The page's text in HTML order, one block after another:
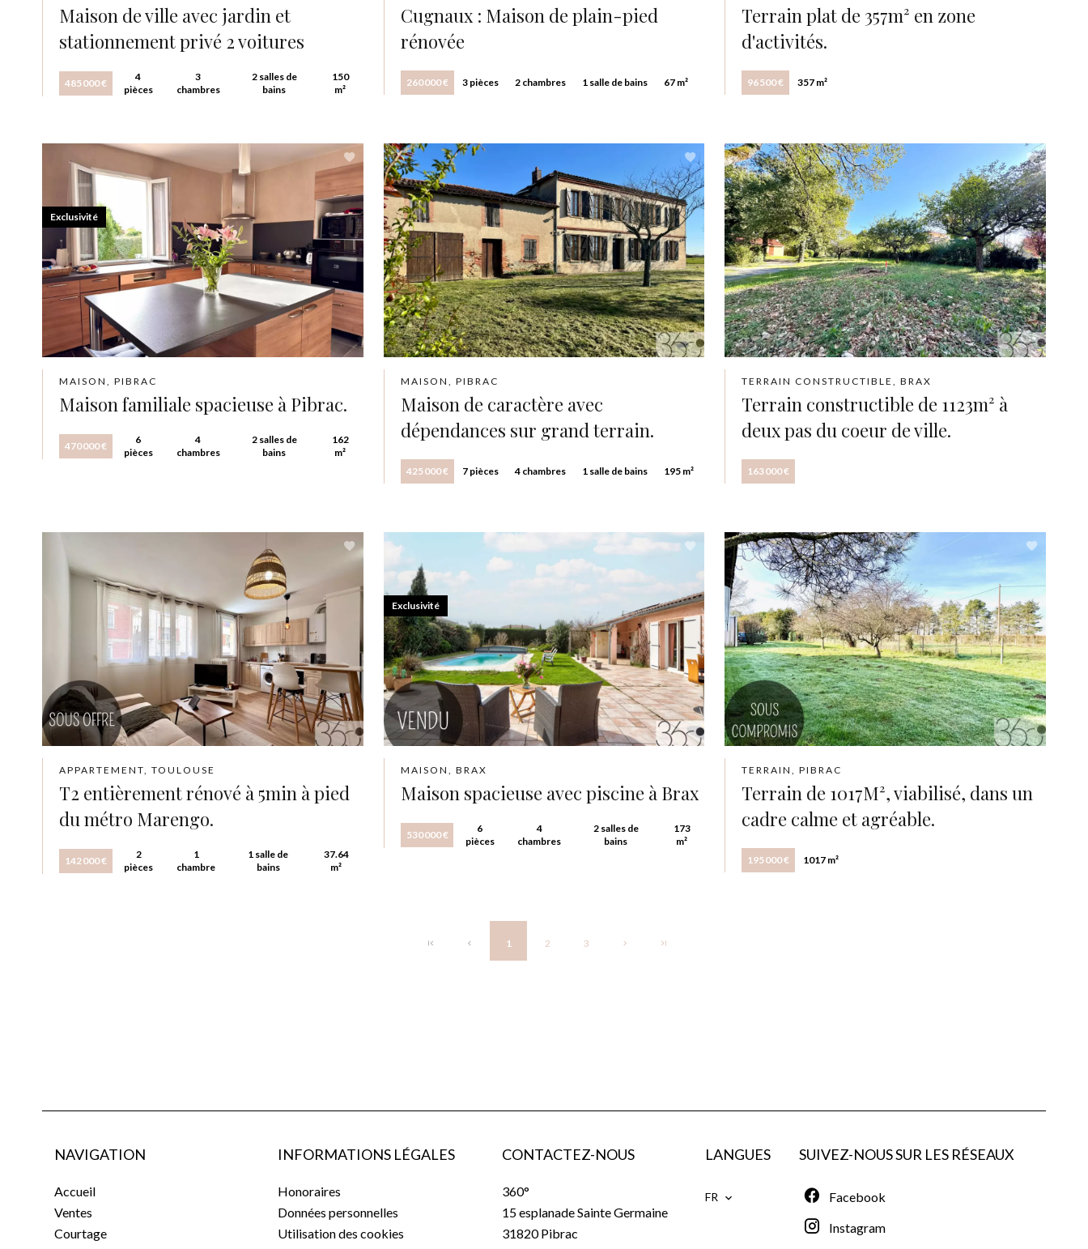
Maison de ville avec jardin et
stationnement privé 2 voitures
485 000 €
4
pièces
3
chambres
2 salles de
bains
150
m²
Cugnaux : Maison de plain-pied
rénovée
260 000 € 3 pièces 2 chambres 1 salle de bains 67 m²
Terrain plat de 357m² en zone
d'activités.
96 500 € 357 m²
MAISON, PIBRAC
Maison familiale spacieuse à Pibrac.
470 000 €
6
pièces
4
chambres
2 salles de
bains
162
m²
Exclusivité
MAISON, PIBRAC
Maison de caractère avec
dépendances sur grand terrain.
425 000 € 7 pièces 4 chambres 1 salle de bains 195 m²
TERRAIN CONSTRUCTIBLE, BRAX
Terrain constructible de 1123m² à
deux pas du coeur de ville.
163 000 €
APPARTEMENT, TOULOUSE
T2 entièrement rénové à 5min à pied
du métro Marengo.
142 000 €
2
pièces
1
chambre
1 salle de
bains
37.64
m²
MAISON, BRAX
Maison spacieuse avec piscine à Brax
530 000 €
6
pièces
4
chambres
2 salles de
bains
173
m²
Exclusivité
TERRAIN, PIBRAC
Terrain de 1017M², viabilisé, dans un
cadre calme et agréable.
195 000 € 1017 m²
1 2 3
NAVIGATION
Accueil
Ventes
Courtage
INFORMATIONS LÉGALES
Honoraires
Données personnelles
Utilisation des cookies
CONTACTEZ-NOUS
360°
15 esplanade Sainte Germaine
31820Pibrac
LANGUES
FR
SUIVEZ-NOUS SUR LES RÉSEAUX
Facebook
Instagram